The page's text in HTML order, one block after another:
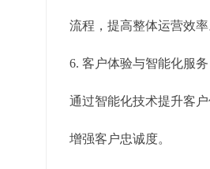
流程，提高整体运营效
6. 客户体验与智能化服务
通过智能化技术提升客
增强客户忠诚度。